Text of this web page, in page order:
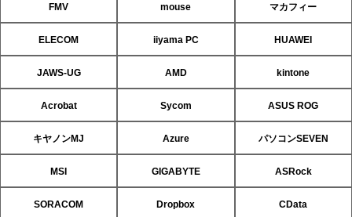
FMV mouse マカフィー
ELECOM iiyama PC HUAWEI
JAWS-UG AMD kintone
Acrobat Sycom ASUS ROG
キヤノンMJ Azure パソコンSEVEN
MSI GIGABYTE ASRock
SORACOM Dropbox CData